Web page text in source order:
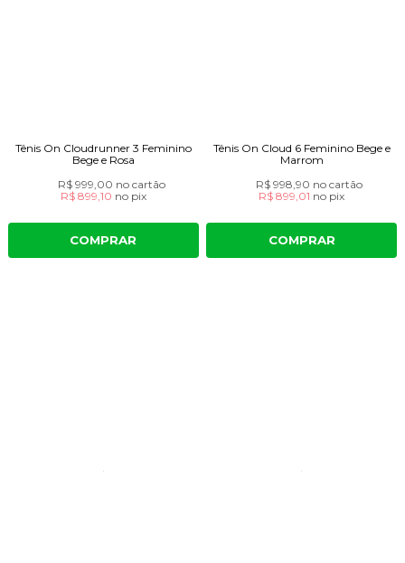
Tênis On Cloudrunner 3 Feminino
Bege e Rosa
R$ 999,00 no cartão
R$ 899,10 no pix
COMPRAR
Tênis On Cloud 6 Feminino Bege e
Marrom
R$ 998,90 no cartão
R$ 899,01 no pix
COMPRAR